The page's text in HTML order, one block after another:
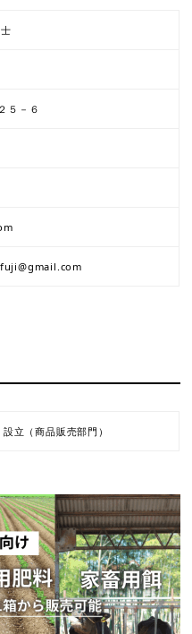
５－６
立（商品販売部門）